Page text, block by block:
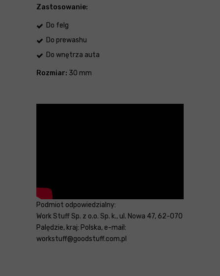
Zastosowanie:
Do felg
Do prewashu
Do wnętrza auta
Rozmiar: 30 mm
Podmiot odpowiedzialny:
Work Stuff Sp. z o.o. Sp. k., ul. Nowa 47, 62-070
Palędzie, kraj: Polska, e-mail:
workstuff@goodstuff.com.pl